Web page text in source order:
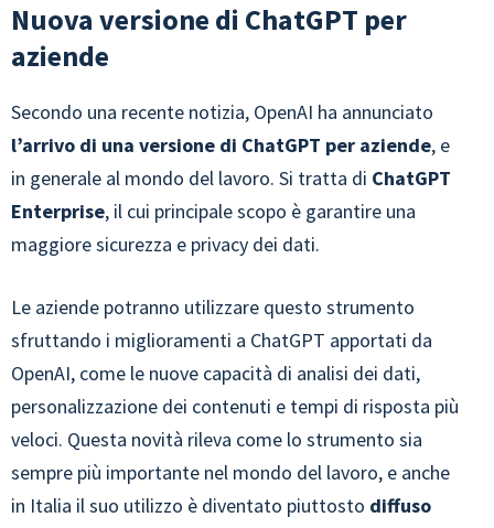
Nuova versione di ChatGPT per
aziende
Secondo una recente notizia, OpenAI ha annunciato
l’arrivo di una versione di ChatGPT per aziende, e
in generale al mondo del lavoro. Si tratta di ChatGPT
Enterprise, il cui principale scopo è garantire una
maggiore sicurezza e privacy dei dati.
Le aziende potranno utilizzare questo strumento
sfruttando i miglioramenti a ChatGPT apportati da
OpenAI, come le nuove capacità di analisi dei dati,
personalizzazione dei contenuti e tempi di risposta più
veloci. Questa novità rileva come lo strumento sia
sempre più importante nel mondo del lavoro, e anche
in Italia il suo utilizzo è diventato piuttosto diffuso